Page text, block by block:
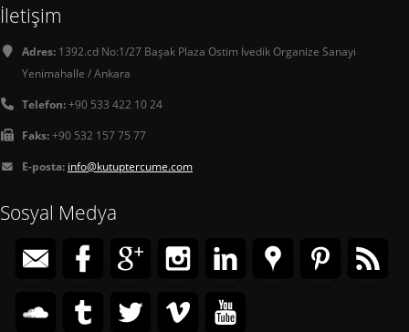
İletişim
Adres: 1392.cd No:1/27 Başak Plaza Ostim İvedik Organize Sanayi
Yenimahalle / Ankara
Telefon:+90 533 422 10 24
Faks:+90 532 157 75 77
E-posta: info@kutuptercume.com
Sosyal Medya